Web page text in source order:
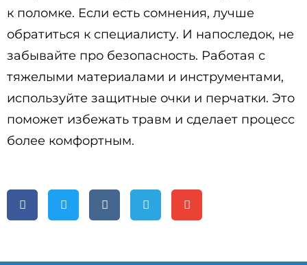
к поломке. Если есть сомнения, лучше
обратиться к специалисту. И напоследок, не
забывайте про безопасность. Работая с
тяжелыми материалами и инструментами,
используйте защитные очки и перчатки. Это
поможет избежать травм и сделает процесс
более комфортным.